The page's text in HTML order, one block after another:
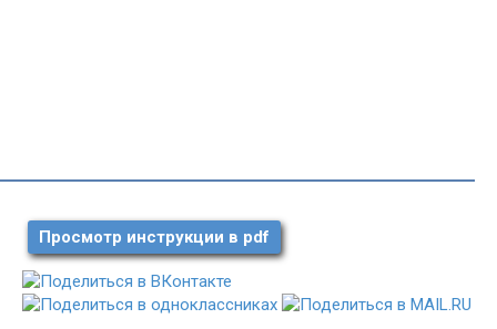
Просмотр инструкции в pdf